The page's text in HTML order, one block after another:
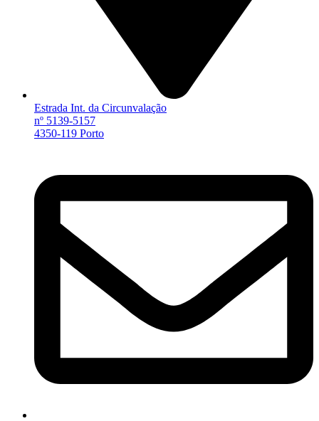
Estrada Int. da Circunvalação
nº 5139-5157
4350-119 Porto